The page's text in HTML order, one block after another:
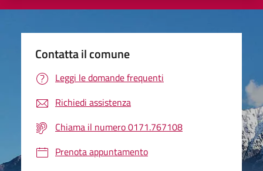
Contatta il comune
Leggi le domande frequenti
Richiedi assistenza
Chiama il numero 0171.767108
Prenota appuntamento